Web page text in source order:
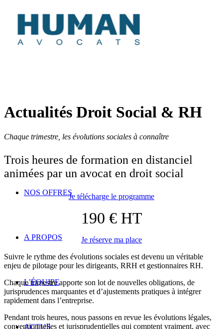
NOS OFFRES
A PROPOS
L’ÉQUIPE
ACTUS
Actualités Droit Social & RH
Chaque trimestre, les évolutions sociales à connaître
Trois heures de formation en distanciel
animées par un avocat en droit social
Je télécharge le programme
190 € HT
Je réserve ma place
Suivre le rythme des évolutions sociales est devenu un véritable
enjeu de pilotage pour les dirigeants, RRH et gestionnaires RH.
Chaque trimestre apporte son lot de nouvelles obligations, de
jurisprudences marquantes et d’ajustements pratiques à intégrer
rapidement dans l’entreprise.
Pendant trois heures, nous passons en revue les évolutions légales,
conventionnelles et jurisprudentielles qui comptent vraiment, avec